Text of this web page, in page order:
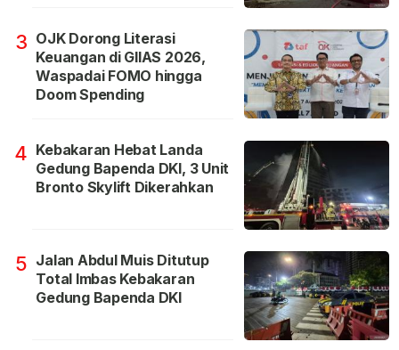
3 OJK Dorong Literasi
Keuangan di GIIAS 2026,
Waspadai FOMO hingga
Doom Spending
4 Kebakaran Hebat Landa
Gedung Bapenda DKI, 3 Unit
Bronto Skylift Dikerahkan
5 Jalan Abdul Muis Ditutup
Total Imbas Kebakaran
Gedung Bapenda DKI